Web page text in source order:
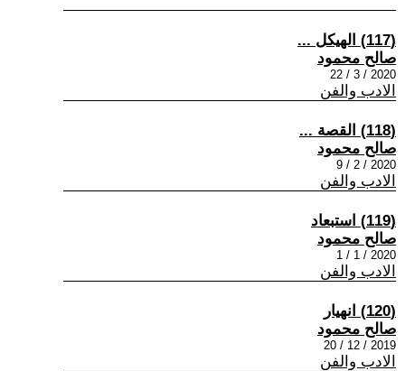
(117) الهيكل ...
صالح محمود
2020 / 3 / 22
الادب والفن
(118) القصة ...
صالح محمود
2020 / 2 / 9
الادب والفن
(119) استبعاد
صالح محمود
2020 / 1 / 1
الادب والفن
(120) انهيار
صالح محمود
2019 / 12 / 20
الادب والفن